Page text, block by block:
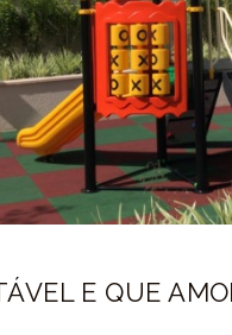
E QUE